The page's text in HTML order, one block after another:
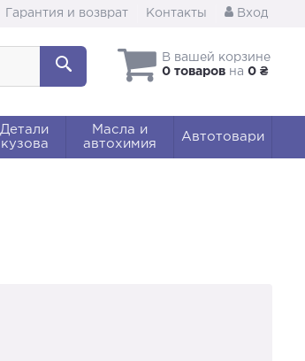
Гарантия и возврат Контакты Вход
В вашей корзине
0 товаров на 0 ₴
Детали
кузова
Масла и
автохимия
Автотовари